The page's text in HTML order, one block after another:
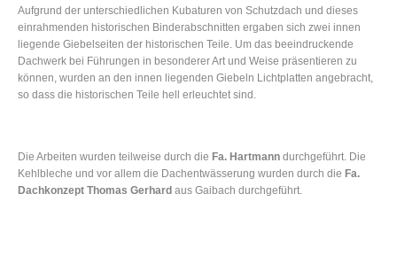
Aufgrund der unterschiedlichen Kubaturen von Schutzdach und dieses
einrahmenden historischen Binderabschnitten ergaben sich zwei innen
liegende Giebelseiten der historischen Teile. Um das beeindruckende
Dachwerk bei Führungen in besonderer Art und Weise präsentieren zu
können, wurden an den innen liegenden Giebeln Lichtplatten angebracht,
so dass die historischen Teile hell erleuchtet sind.
Die Arbeiten wurden teilweise durch die Fa. Hartmann durchgeführt. Die
Kehlbleche und vor allem die Dachentwässerung wurden durch die Fa.
Dachkonzept Thomas Gerhard aus Gaibach durchgeführt.